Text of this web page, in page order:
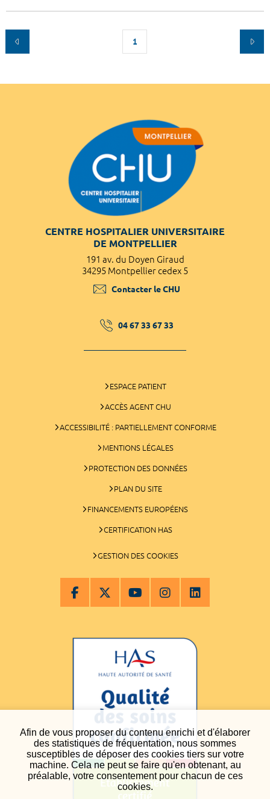
Afin de vous proposer du contenu enrichi et d'élaborer
des statistiques de fréquentation, nous sommes
susceptibles de déposer des cookies tiers sur votre
machine. Cela ne peut se faire qu'en obtenant, au
préalable, votre consentement pour chacun de ces
cookies.
1
CENTRE HOSPITALIER UNIVERSITAIRE
DE MONTPELLIER
191 av. du Doyen Giraud
34295 Montpellier cedex 5
Contacter le CHU
04 67 33 67 33
ESPACE PATIENT
ACCÈS AGENT CHU
ACCESSIBILITÉ : PARTIELLEMENT CONFORME
MENTIONS LÉGALES
PROTECTION DES DONNÉES
PLAN DU SITE
FINANCEMENTS EUROPÉENS
CERTIFICATION HAS
GESTION DES COOKIES